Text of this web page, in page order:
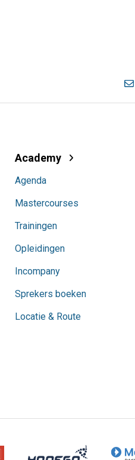
Academy
Agenda
Mastercourses
Trainingen
Opleidingen
Incompany
Sprekers boeken
Locatie & Route